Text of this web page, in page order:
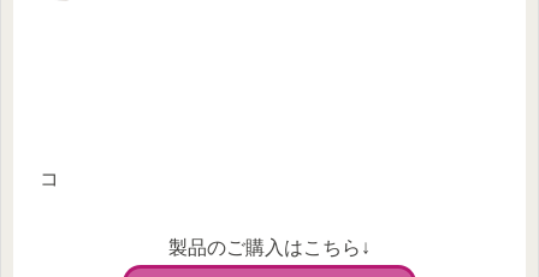
コ
製品のご購入はこちら↓